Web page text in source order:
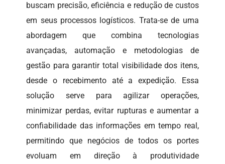
buscam precisão, eficiência e redução de custos
em seus processos logísticos. Trata-se de uma
abordagem que combina tecnologias
avançadas, automação e metodologias de
gestão para garantir total visibilidade dos itens,
desde o recebimento até a expedição. Essa
solução serve para agilizar operações,
minimizar perdas, evitar rupturas e aumentar a
confiabilidade das informações em tempo real,
permitindo que negócios de todos os portes
evoluam em direção à produtividade